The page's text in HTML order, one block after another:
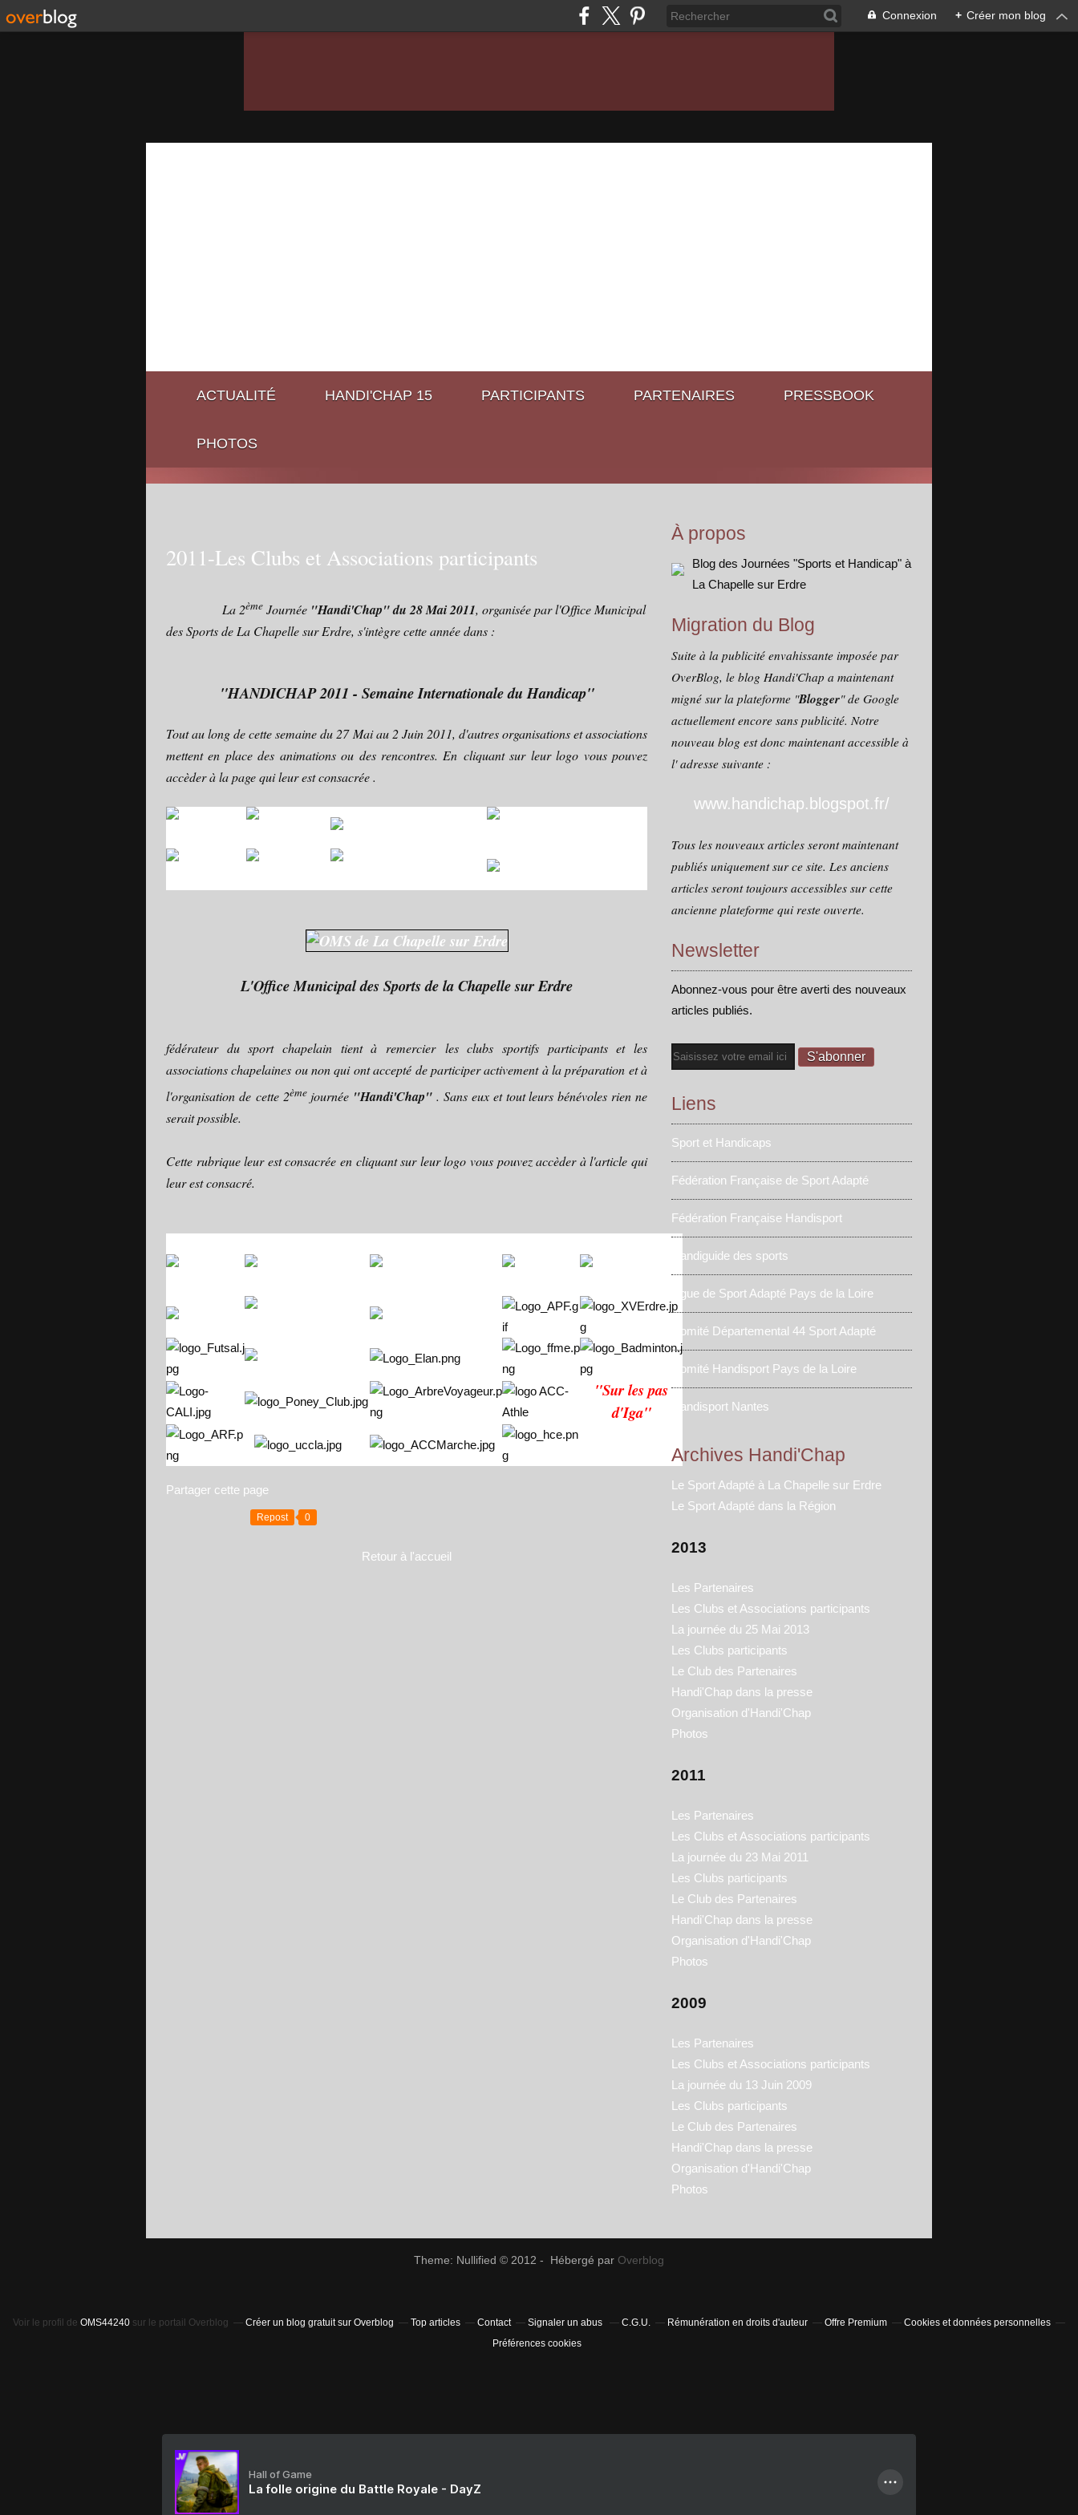
Connexion + Créer mon blog
ACTUALITÉ HANDI'CHAP 15 PARTICIPANTS PARTENAIRES PRESSBOOK
PHOTOS
2011-Les Clubs et Associations participants
La 2ème Journée "Handi'Chap" du 28 Mai 2011, organisée par l'Office Municipal
des Sports de La Chapelle sur Erdre, s'intègre cette année dans :
"HANDICHAP 2011 - Semaine Internationale du Handicap"
Tout au long de cette semaine du 27 Mai au 2 Juin 2011, d'autres organisations et associations
mettent en place des animations ou des rencontres. En cliquant sur leur logo vous pouvez
accèder à la page qui leur est consacrée .
L'Office Municipal des Sports de la Chapelle sur Erdre
fédérateur du sport chapelain tient à remercier les clubs sportifs participants et les
associations chapelaines ou non qui ont accepté de participer activement à la préparation et à
l'organisation de cette 2èmejournée "Handi'Chap" . Sans eux et tout leurs bénévoles rien ne
serait possible.
Cette rubrique leur est consacrée en cliquant sur leur logo vous pouvez accèder à l'article qui
leur est consacré.
"Sur les pas
d'Iga"
Partager cette page
Repost 0
Retour à l'accueil
À propos
Blog des Journées "Sports et Handicap" à
La Chapelle sur Erdre
Migration du Blog
Suite à la publicité envahissante imposée par
OverBlog, le blog Handi'Chap a maintenant
migné sur la plateforme "Blogger" de Google
actuellement encore sans publicité. Notre
nouveau blog est donc maintenant accessible à
l' adresse suivante :
www.handichap.blogspot.fr/
Tous les nouveaux articles seront maintenant
publiés uniquement sur ce site. Les anciens
articles seront toujours accessibles sur cette
ancienne plateforme qui reste ouverte.
Newsletter
Abonnez-vous pour être averti des nouveaux
articles publiés.
Email
Liens
Sport et Handicaps
Fédération Française de Sport Adapté
Fédération Française Handisport
Handiguide des sports
Ligue de Sport Adapté Pays de la Loire
Comité Départemental 44 Sport Adapté
Comité Handisport Pays de la Loire
Handisport Nantes
Archives Handi'Chap
Le Sport Adapté à La Chapelle sur Erdre
Le Sport Adapté dans la Région
2013
Les Partenaires
Les Clubs et Associations participants
La journée du 25 Mai 2013
Les Clubs participants
Le Club des Partenaires
Handi'Chap dans la presse
Organisation d'Handi'Chap
Photos
2011
Les Partenaires
Les Clubs et Associations participants
La journée du 23 Mai 2011
Les Clubs participants
Le Club des Partenaires
Handi'Chap dans la presse
Organisation d'Handi'Chap
Photos
2009
Les Partenaires
Les Clubs et Associations participants
La journée du 13 Juin 2009
Les Clubs participants
Le Club des Partenaires
Handi'Chap dans la presse
Organisation d'Handi'Chap
Photos
Theme: Nullified © 2012 - Hébergé par Overblog
Voir le profil de OMS44240 sur le portail Overblog Créer un blog gratuit sur Overblog Top articles Contact Signaler un abus C.G.U. Rémunération en droits d'auteur Offre Premium
Cookies et données personnelles
Préférences cookies
Hall of Game
La folle origine du Battle Royale - DayZ